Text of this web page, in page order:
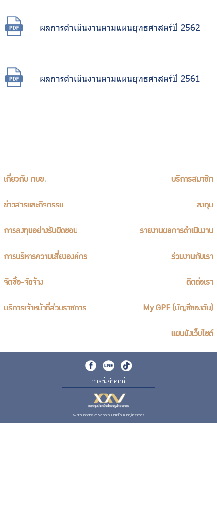
ผลการดำเนินงานตามแผนยุทธศาสตร์ปี 2562
ผลการดำเนินงานตามแผนยุทธศาสตร์ปี 2561
เกี่ยวกับ กบข. บริการสมาชิก
ข่าวสารและกิจกรรม ลงทุน
การลงทุนอย่างรับผิดชอบ รายงานผลการดำเนินงาน
การบริหารความเสี่ยงองค์กร ร่วมงานกับเรา
จัดซื้อ-จัดจ้าง ติดต่อเรา
บริการเจ้าหน้าที่ส่วนราชการ My GPF (บัญชีของฉัน)
แผนผังเว็บไซต์
การตั้งค่าคุกกี้
© สงวนลิขสิทธิ์ 2562 กองทุนบำเหน็จบำนาญข้าราชการ